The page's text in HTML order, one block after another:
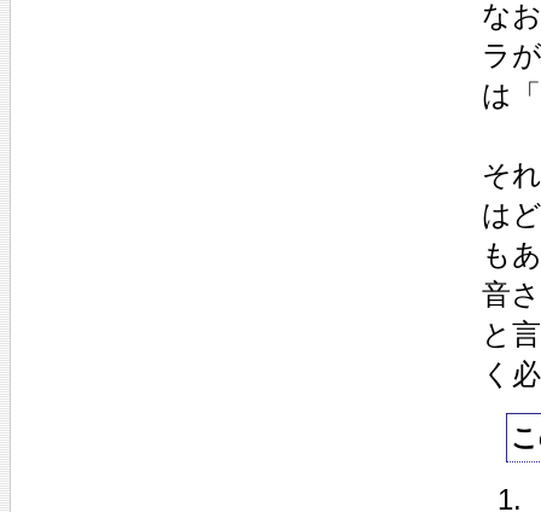
な
ラ
は
そ
は
も
音
と
く